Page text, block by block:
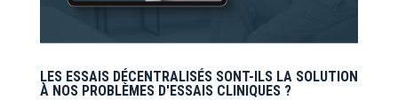
LES ESSAIS DÉCENTRALISÉS SONT-ILS LA SOLUTION
À NOS PROBLÈMES D'ESSAIS CLINIQUES ?